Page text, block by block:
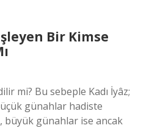
Bir Kimse
mi? Bu sebeple Kadı İyâz;
günahlar hadiste
büyük günahlar ise ancak